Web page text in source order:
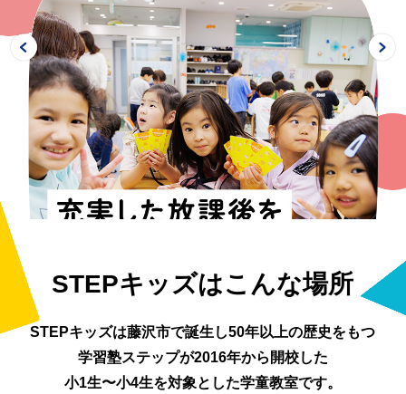
プログラム
イベント
HOPコース
教室案内
費用
お問い合わせ
学習塾ステップ 採用情報
会社情報
STEPキッズはこんな場所
STEPキッズは藤沢市で誕生し50年以上の歴史をもつ
学習塾ステップが2016年から開校した
小1生〜小4生を対象とした学童教室です。